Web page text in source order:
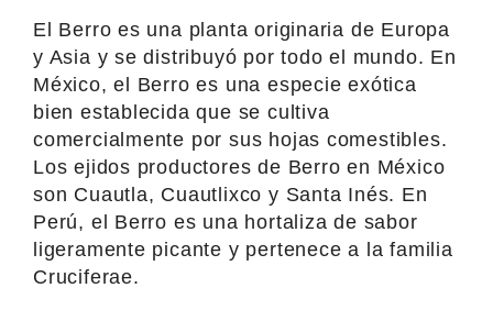
El Berro es una planta originaria de Europa
y Asia y se distribuyó por todo el mundo. En
México, el Berro es una especie exótica
bien establecida que se cultiva
comercialmente por sus hojas comestibles.
Los ejidos productores de Berro en México
son Cuautla, Cuautlixco y Santa Inés. En
Perú, el Berro es una hortaliza de sabor
ligeramente picante y pertenece a la familia
Cruciferae.